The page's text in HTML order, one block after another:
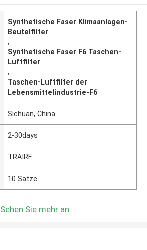
Synthetische Faser Klimaanlagen-
Beutelfilter
,
Synthetische Faser F6 Taschen-
Luftfilter
,
Taschen-Luftfilter der
Lebensmittelindustrie-F6
Sichuan, China
2-30days
TRAIRF
10 Sätze
Sehen Sie mehr an